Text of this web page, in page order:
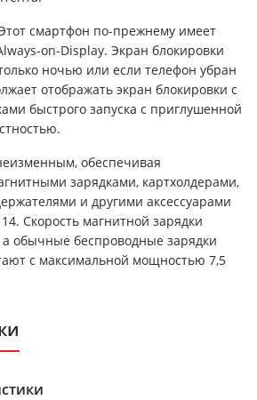
смартфон по-прежнему имеет
on-Display. Экран блокировки
ночью или если телефон убран
отображать экран блокировки с
быстрого запуска с приглушенной
обеспечивая
зарядками, картхолдерами,
и другими аксессуарами
Скорость магнитной зарядки
а обычные беспроводные зарядки
с максимальной мощностью 7,5